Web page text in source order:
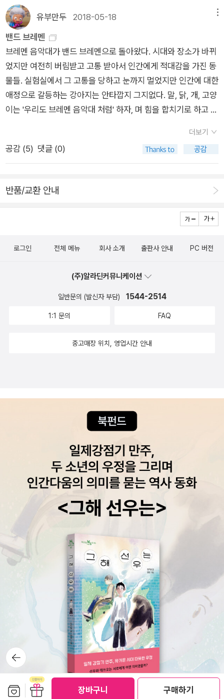
장바구니 구매하기
지랑 고양이를 키우고 싶다고 졸랐는데, 나나 신랑은 그때마다 아
이에게 이렇게 말했다. '예윤이가 나중에 커서 스스로 강아지나
고양이를 돌봐줄 수 있을 때, 그때가 되면 키워 봐.' 라고. 아이는
동물들이 예쁘고, 귀여운 걸 알지만 어떻게 돌봐줘야 하는지 아직
은 전혀 알지 못한다. 귀여우니까 인형처럼 데리고 놀고 싶은 마
음일 터. 이 책을 같이 읽으면서, 자연스럽게 아이와 동물들에 대
한 이야기를 나눌 수 있어서 좋았다. 유설화 작가의 전 작품 <의
리의리한 개집>을 읽으면서도 그랬지만, 귀엽고, 예쁘다고 그냥
질 수 있고, 함께 살 준비가 되어 있는지가 중요하다는 이야기를
그림책을 통해 자연스럽게 아이와 나눌 수 있어 좋았다. 이 그림
책 역시, 한 번도 주의 깊게 생각해보지 않았던 동물들에 대한 생
러움을 알게 해주는 내용이었지 싶다. 작가의 말에서 작가는, '버
려지고, 지워지고, 감춰지고, 쓸모없다 여겨지는 주변의 모든 존
재에게 이 책을 바친다'라고 적었다. 앞으로 아이와 동물원에 가
할 수 있을 것 같다. 동물을 좋아하는 아이들과 함께 읽기 좋은 그
스로 음을 입혀 신나게 불렀다. 어허라, 음악적 재능이 있는데?
ㅋㅋㅋ 며칠째 아이가 입에 달고 다니는 노래 가사 우린 버려졌지
♪ 우린 지워졌지♪우린 감춰졌지♪ 우린 쓸모없지♪우린 괜찮아
유부만두 2018-05-18
밴드 브레멘
브레멘 음악대가 밴드 브레멘으로 돌아왔다. 시대와 장소가 바뀌
었지만 여전히 버림받고 고통 받아서 인간에게 적대감을 가진 동
물들. 실험실에서 그 고통을 당하고 눈까지 멀었지만 인간에 대한
애정으로 갈등하는 강아지는 안타깝지 그지없다. 말, 닭, 개, 고양
이는 '우리도 브레멘 음악대 처럼' 하자, 며 힘을 합치기로 하고 인
친절하고 그들의 정체를 알아봐준다. 그들도 밴드를 하고, 세상에
'루저'들의 목소리를 내지르고 있었거든. 이들 인간과 동물은 힘
을 합치고, 목소리와 몸짓을 합쳐 밴드를 키운다. 해피 엔딩! 쓸모
정 따윈 치우라고, 우린 계속 꿈꾸고 잘 살아갈거니까 애정과 진
심으로 바라만 보라고. .... 급 화해일까. 아니면 동물들끼리는 소
리를 내기 힘들테니 인간이 필요하다는 걸까. 재미있는 그림과 셀
이 언급된다)가 귀엽기도 하지만 이야기 초반의 비판정신이 사라
어? 밴드의 인간들도 사연이 있었겠지만...그래도 발단/전재/위
기/절정/결말...에서 절정이 쏙 빠지니 어째 이야기 책을 읽고도
속은 기분이 들어...
더보기
공감 (5) 댓글 (0)
반품/교환 안내
뒤로가
기
로그인 전체 메뉴 회사 소개 출판사 안내 PC 버전
(주)알라딘커뮤니케이션
일반문의 (발신자 부담) 1544-2514
1:1 문의 FAQ
중고매장 위치, 영업시간 안내